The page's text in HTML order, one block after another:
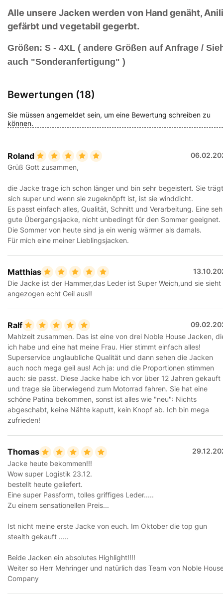
Alle unsere Jacken werden von Hand genäht,
gefärbt und vegetabil gegerbt.
Größen: S - 4XL ( andere Größen auf Anfrage /
auch "Sonderanfertigung" )
Bewertungen (18)
Sie müssen angemeldet sein, um eine Bewertung schreiben zu
können.
Roland
Grüß Gott zusammen,
die Jacke trage ich schon länger und bin sehr begeistert. Sie trägt
sich super und wenn sie zugeknöpft ist, ist sie winddicht.
Es passt einfach alles, Qualität, Schnitt und Verarbeitung. Eine
gute Übergangsjacke, nicht unbedingt für den Sommer geeignet.
Die Sommer von heute sind ja ein wenig wärmer als damals.
Für mich eine meiner Lieblingsjacken.
Matthias
Die Jacke ist der Hammer,das Leder ist Super Weich,und sie sieht
angezogen echt Geil aus!!
Ralf
Mahlzeit zusammen. Das ist eine von drei Noble House Jacken,
ich habe und eine hat meine Frau. Hier stimmt einfach alles!
Superservice unglaubliche Qualität und dann sehen die Jacken
auch noch mega geil aus! Ach ja: und die Proportionen stimmen
auch: sie passt. Diese Jacke habe ich vor über 12 Jahren gekauft
und trage sie überwiegend zum Motorrad fahren. Sie hat eine
schöne Patina bekommen, sonst ist alles wie "neu": Nichts
abgeschabt, keine Nähte kaputt, kein Knopf ab. Ich bin mega
zufrieden!
Thomas
Jacke heute bekommen!!!
Wow super Logistik 23.12.
bestellt heute geliefert.
Eine super Passform, tolles griffiges Leder.....
Zu einem sensationellen Preis...
Ist nicht meine erste Jacke von euch. Im Oktober die top gun
stealth gekauft .....
Beide Jacken ein absolutes Highlight!!!!
Weiter so Herr Mehringer und natürlich das Team von Noble
Company